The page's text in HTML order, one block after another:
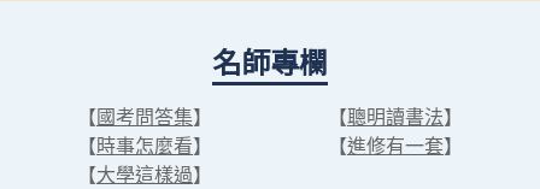
名師專欄
【國考問答集】 【聰明讀書法】
【時事怎麼看】 【進修有一套】
【大學這樣過】